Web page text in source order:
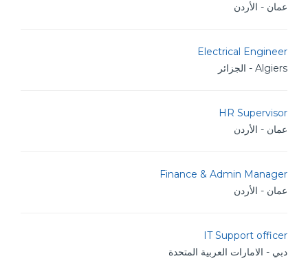
عمان - الأردن
Electrical Engineer
Algiers - الجزائر
HR Supervisor
عمان - الأردن
Finance & Admin Manager
عمان - الأردن
IT Support officer
دبي - الامارات العربية المتحدة